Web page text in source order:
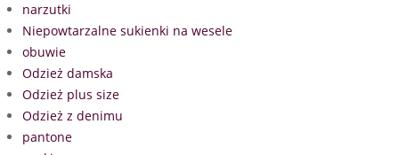
narzutki
Niepowtarzalne sukienki na wesele
obuwie
Odzież damska
Odzież plus size
Odzież z denimu
pantone